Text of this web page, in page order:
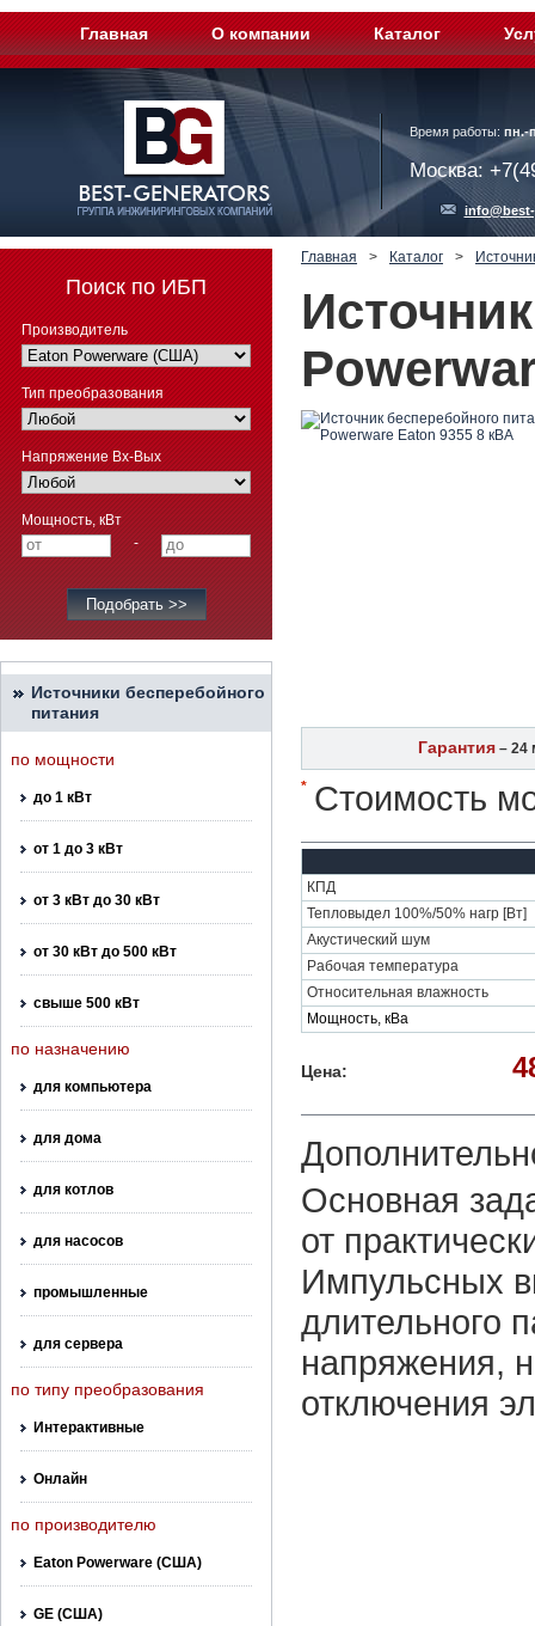
Главная О компании Каталог
Время работы: пн.-
Москва:
Поиск по ИБП
Производитель
Тип преобразования
Напряжение Вх-Вых
Мощность, кВт
-
Источники бесперебойного
питания
по мощности
до 1 кВт
от 1 до 3 кВт
от 3 кВт до 30 кВт
от 30 кВт до 500 кВт
свыше 500 кВт
по назначению
для компьютера
для дома
для котлов
для насосов
промышленные
для сервера
по типу преобразования
Интерактивные
Онлайн
по производителю
Eaton Powerware (США)
GE (США)
Главная > Каталог >
Гарантия– 24
* Стоимость
КПД
Тепловыдел 100%/50% нагр [Вт]
Акустический шум
Рабочая температура
Относительная влажность
Мощность, кВа
Цена:
Основная
от
Импульсных
длительного
напряжения,
отключения